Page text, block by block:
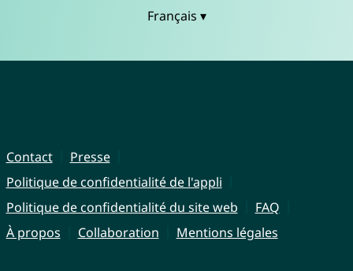
Français ▾
Contact
Presse
Politique de confidentialité de l'appli
Politique de confidentialité du site web
FAQ
À propos
Collaboration Mentions légales